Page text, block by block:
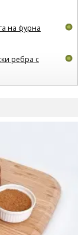
на фурна
ребра с